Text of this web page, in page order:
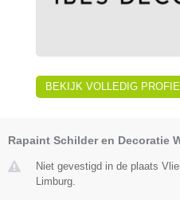
BEKIJK VOLLEDIG
Rapaint Schilder en Decoratie
Niet gevestigd in de plaats
Limburg.